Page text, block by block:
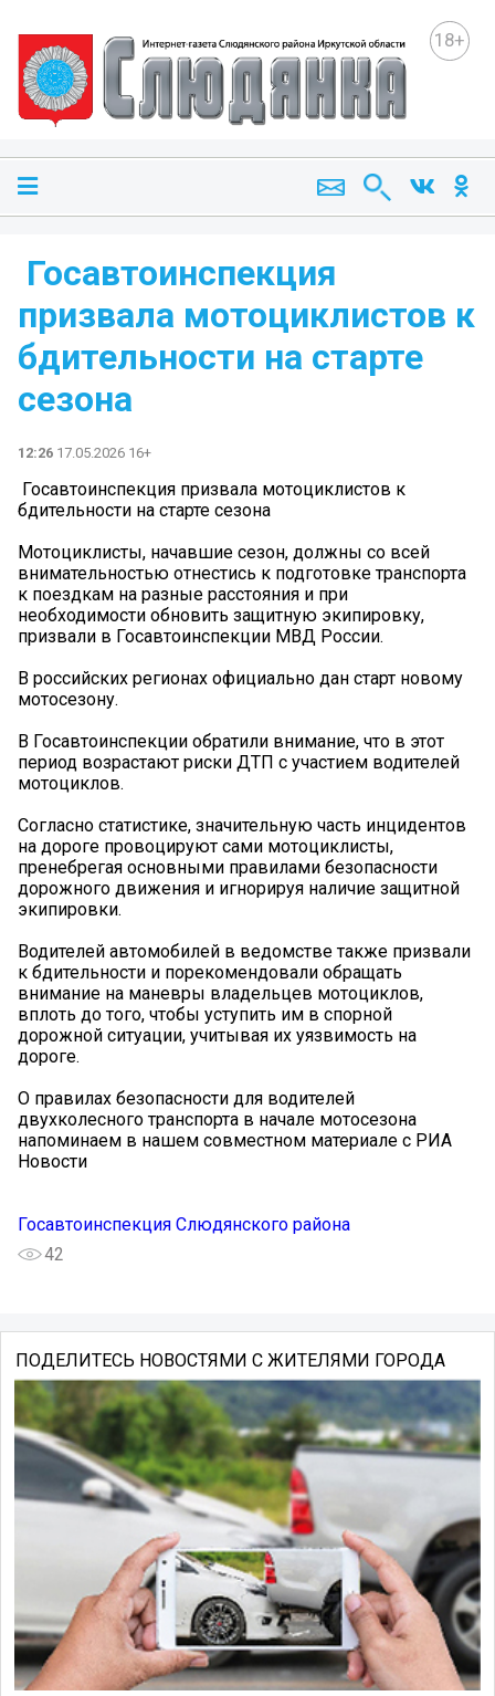
18+
️ Госавтоинспекция
призвала мотоциклистов к
бдительности на старте
сезона
12:26 17.05.2026 16+
️ Госавтоинспекция призвала мотоциклистов к
бдительности на старте сезона
Мотоциклисты, начавшие сезон, должны со всей
внимательностью отнестись к подготовке транспорта
к поездкам на разные расстояния и при
необходимости обновить защитную экипировку,
призвали в Госавтоинспекции МВД России.
В российских регионах официально дан старт новому
мотосезону.
В Госавтоинспекции обратили внимание, что в этот
период возрастают риски ДТП с участием водителей
мотоциклов.
Согласно статистике, значительную часть инцидентов
на дороге провоцируют сами мотоциклисты,
пренебрегая основными правилами безопасности
дорожного движения и игнорируя наличие защитной
экипировки.
Водителей автомобилей в ведомстве также призвали
к бдительности и порекомендовали обращать
внимание на маневры владельцев мотоциклов,
вплоть до того, чтобы уступить им в спорной
дорожной ситуации, учитывая их уязвимость на
дороге.
О правилах безопасности для водителей
двухколесного транспорта в начале мотосезона
напоминаем в нашем совместном материале с РИА
Новости
Госавтоинспекция Слюдянского района
42
ПОДЕЛИТЕСЬ НОВОСТЯМИ С ЖИТЕЛЯМИ ГОРОДА